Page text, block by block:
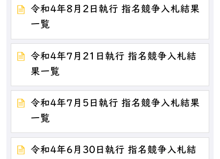
令和4年8月2日執行 指名競争入札結果
一覧
令和4年7月21日執行 指名競争入札結
果一覧
令和4年7月5日執行 指名競争入札結果
一覧
令和4年6月30日執行 指名競争入札結